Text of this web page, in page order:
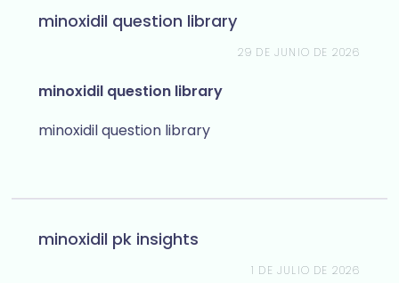
minoxidil question library
29 DE JUNIO DE 2026
minoxidil question library
minoxidil question library
minoxidil pk insights
1 DE JULIO DE 2026